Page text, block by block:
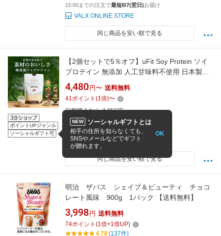
15:00までの注文で最短8/7(翌日)お届け
VALX ONLINE STORE
同じ商品を安い順で見る
ポイントUPジャンル
ソーシャルギフト可
【2個セットで5％オフ】uFit Soy Protein ソイ
プロテイン 無添加 人工甘味料不使用 日本製造
750g*30食 1.5kg*60食 ココア 抹茶 黒糖きな粉
プレーン カフェオレ ほうじ茶 コーヒー チャイ
甘さ控えめ 溶けやすい 非遺伝子組み換え プロ
アスリート愛飲 置き換え ダイエット
4,480 円〜 送料無料
41ポイント (1倍)〜
定期購入なら 4,256円〜
4.6 (3,025件)
2〜10日でお届け(地域により異なります)
uFit楽天市場店
同じ商品を安い順で見る
明治 ザバス シェイプ＆ビューティ チョコ
レート風味 900g 1パック 【送料無料】
3,998 円 送料無料
74ポイント (1倍+1倍UP)
4.78(137件)
NEW ソーシャルギフトとは
相手の住所を知らなくても、
SNSやメールなどでギフト
が贈れます。
OK